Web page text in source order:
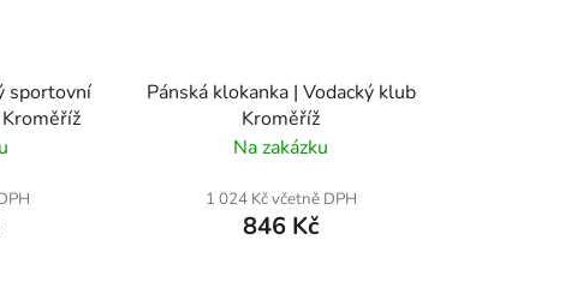
sportovní
Pánská klokanka | Vodacký klub
Kroměříž
Na zakázku
1 024 Kč včetně DPH
846 Kč